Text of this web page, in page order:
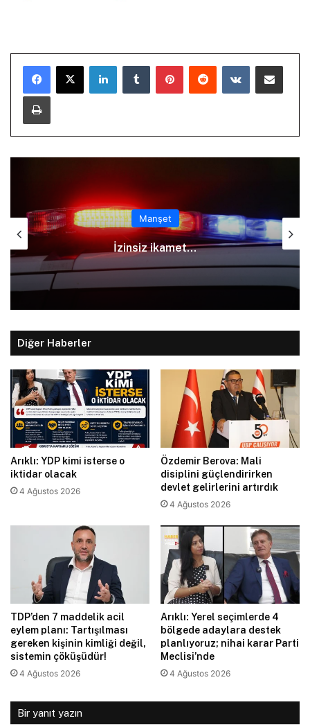
LinkedInTumblr PinterestReddit VKontakteE-Posta ile paylaş
Yazdır
Manşet
İzinsiz ikamet…
Diğer Haberler
Arıklı: YDP kimi isterse o
iktidar olacak
4 Ağustos 2026
Özdemir Berova: Mali
disiplini güçlendirirken
devlet gelirlerini artırdık
4 Ağustos 2026
TDP’den 7 maddelik acil
eylem planı: Tartışılması
gereken kişinin kimliği değil,
sistemin çöküşüdür!
4 Ağustos 2026
Arıklı: Yerel seçimlerde 4
bölgede adaylara destek
planlıyoruz; nihai karar Parti
Meclisi’nde
4 Ağustos 2026
Bir yanıt yazın